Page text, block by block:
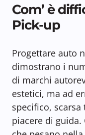
Com’ è
Pick-up
Progettare auto
dimostrano i
di marchi
estetici, ma ad
specifico,
piacere di guida.